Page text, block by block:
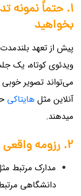
۱. حتماً نمونه
بخواهید
پیش از تعهد
ویدئوی کوتاه، یک
می‌تواند تصویر
آنلاین مثل هایتاکی
میدهند.
۲. رزومه واقعی و قابل‌پیگیری
دانشگاهی